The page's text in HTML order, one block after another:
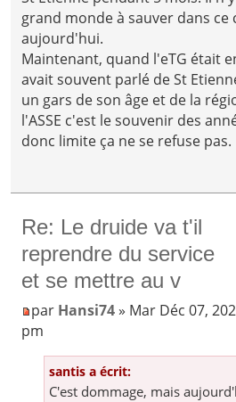
grand monde à sauver dans ce
aujourd'hui.
Maintenant, quand l'eTG était
avait souvent parlé de St
un gars de son âge et de la
l'ASSE c'est le souvenir des
donc limite ça ne se refuse pas.
Re: Le druide va t'il
reprendre du service
et se mettre au v
par Hansi74» Mar Déc 07,
pm
santis a écrit:
C'est dommage, mais